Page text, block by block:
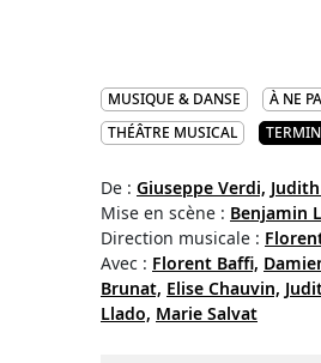
MUSIQUE & DANSE À NE
THÉÂTRE MUSICAL
De : Giuseppe Verdi,
Mise en scène : Benjamin
Direction musicale :
Avec : Florent Baffi,
Brunat, Elise Chauvin,
Llado, Marie Salvat